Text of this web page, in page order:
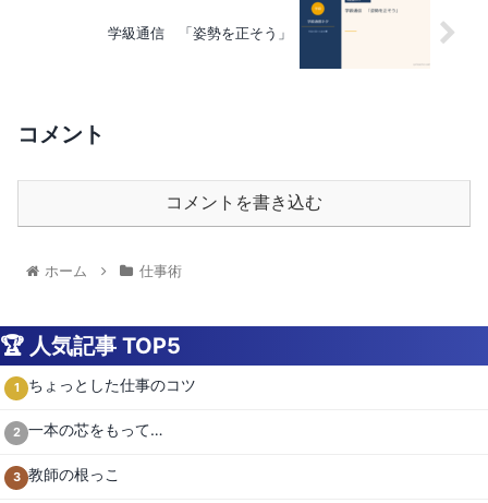
学級通信 「姿勢を正そう」
コメント
コメントを書き込む
ホーム 仕事術
🏆 人気記事 TOP5
1 ちょっとした仕事のコツ
2 一本の芯をもって…
3 教師の根っこ